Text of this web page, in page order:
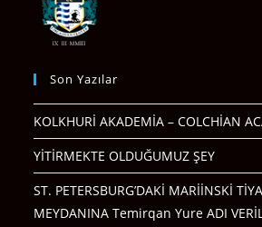
Son Yazılar
KOLKHURİ AKADEMİA – COLCHİAN
YİTİRMEKTE OLDUĞUMUZ ŞEY
ST. PETERSBURG’DAKİ MARİİNSKİ
MEYDANINA Temirqan Yure ADI